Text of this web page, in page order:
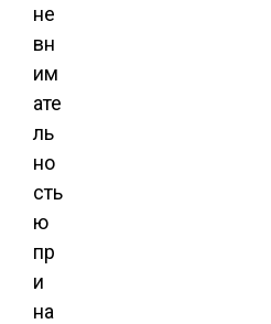
не
вн
им
ате
ль
но
сть
ю
пр
и
на